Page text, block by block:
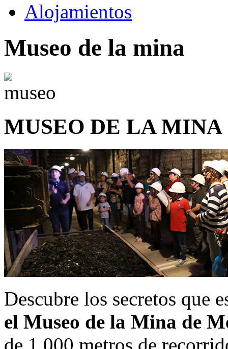
Alojamientos
Museo de la mina
MUSEO DE LA MINA
Descubre los secretos que
el Museo de la Mina de
de 1.000 metros de